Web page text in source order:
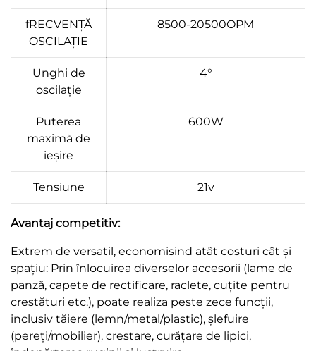
fRECVENȚĂ
OSCILAȚIE
8500-20500OPM
Unghi de
oscilație
4°
Puterea
maximă de
ieșire
600W
Tensiune 21v
Avantaj competitiv:
Extrem de versatil, economisind atât costuri cât și
spațiu: Prin înlocuirea diverselor accesorii (lame de
panză, capete de rectificare, raclete, cuțite pentru
crestături etc.), poate realiza peste zece funcții,
inclusiv tăiere (lemn/metal/plastic), șlefuire
(pereți/mobilier), crestare, curățare de lipici,